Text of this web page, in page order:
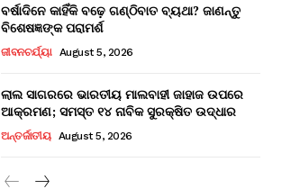
ବର୍ଷାଦିନେ କାହିଁକି ବଢ଼େ ଗଣ୍ଠିବାତ ବ୍ୟଥା? ଜାଣନ୍ତୁ
ବିଶେଷଜ୍ଞଙ୍କ ପରାମର୍ଶ
ଜୀବନଚର୍ଯ୍ୟା August 5, 2026
ଲାଲ ସାଗରରେ ଭାରତୀୟ ମାଲବାହୀ ଜାହାଜ ଉପରେ
ଆକ୍ରମଣ; ସମସ୍ତ ୧୪ ନାବିକ ସୁରକ୍ଷିତ ଉଦ୍ଧାର
ଅନ୍ତର୍ଜାତୀୟ August 5, 2026